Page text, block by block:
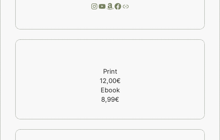
Instagram
YouTube
Amazon
Facebook
Link
Print
12,00€
Ebook
8,99€